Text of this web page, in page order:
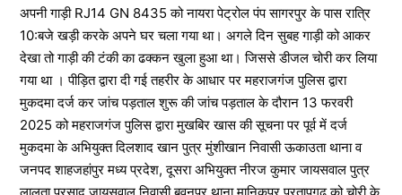
अपनी गाड़ी RJ14 GN 8435 को नायरा पेट्रोल पंप सागरपुर के पास रात्रि
10:बजे खड़ी करके अपने घर चला गया था। अगले दिन सुबह गाड़ी को आकर
देखा तो गाड़ी की टंकी का ढक्कन खुला हुआ था। जिससे डीजल चोरी कर लिया
गया था । पीड़ित द्वारा दी गई तहरीर के आधार पर महराजगंज पुलिस द्वारा
मुकदमा दर्ज कर जांच पड़ताल शुरू की जांच पड़ताल के दौरान 13 फरवरी
2025 को महराजगंज पुलिस द्वारा मुखबिर खास की सूचना पर पूर्व में दर्ज
मुकदमा के अभियुक्त दिलशाद खान पुत्र मुंशीखान निवासी ऊकाउता थाना व
जनपद शाहजहांपुर मध्य प्रदेश, दूसरा अभियुक्त नीरज कुमार जायसवाल पुत्र